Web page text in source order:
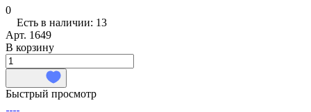
0
Есть в наличии: 13
Арт. 1649
В корзину
Быстрый просмотр